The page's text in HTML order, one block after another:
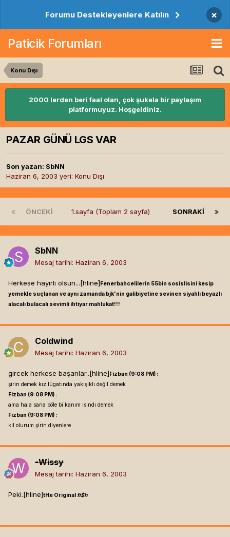
Forumu Destekleyenlere Katılın ×
Paticik Forumları
Konu Dışı
2000 lerden beri faal olan, çok şukela bir paylaşım
platformuyuz. Hoşgeldiniz.
PAZAR GÜNÜ LGS VAR
Son yazan: SbNN
Haziran 6, 2003 yeri: Konu Dışı
ÖNCEKI SONRAKI
1.sayfa (Toplam 2 sayfa)
SbNN
Mesaj tarihi: Haziran 6, 2003
Herkese hayırlı olsun...[hline] Fenerbahcelilerin 55bin sosislisini kesip
yemekle suçlanan ve aynı zamanda bjk'nin galibiyetine sevinen siyahlı beyazlı
alacalı bulacalı sevimli ihtiyar mahlukat!!!
Coldwind
Mesaj tarihi: Haziran 6, 2003
gircek herkese başarılar..[hline] Fizban (9:08 PM) :
şirin demek kız lügatında yakışıklı değil demek
Fizban (9:08 PM) :
ama hala sana böle bi kanım ısındı demek
Fizban (9:08 PM) :
kıl olurum şirin diyenlere
-Wissy
Mesaj tarihi: Haziran 6, 2003
Peki.[hline]tHe Original fi$h